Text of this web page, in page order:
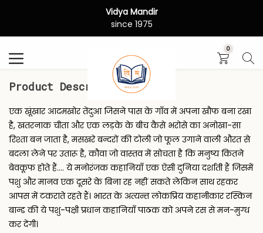
Vidya Mandir
since 1975
0
Product Description
एक खूंखार आदमखोर तेंदुआ जिसने पास के गाँव में अपना खौफ बना रखा
है, खतरनाक चीता और एक लड़के के बीच कैसे भरोसे का अनोखा-सा
रिश्ता बन जाता है, मसखरे बन्दरों की टोली जो फूल उगाने वाली औरत से
बदला लेने पर उतारू है, कौवा जो वास्तव में सोचता है कि मनुष्य कितने
बेवकूफ होते हैं.... ये मनोरंजक कहानियाँ एक ऐसी दुनिया दर्शाती हैं जिसमें
पशु और मानव एक दूसरे के बिना रह नहीं सकते लेकिन साथ रहकर
आपस में टकराते रहते हैं। भारत के अत्यन्त लोकप्रिय कहानीकार रस्किन
बान्ड की ये पशु-पक्षी प्रधान कहानियाँ पाठक को अपने रस से मन-मुग्ध
कर देंगी।